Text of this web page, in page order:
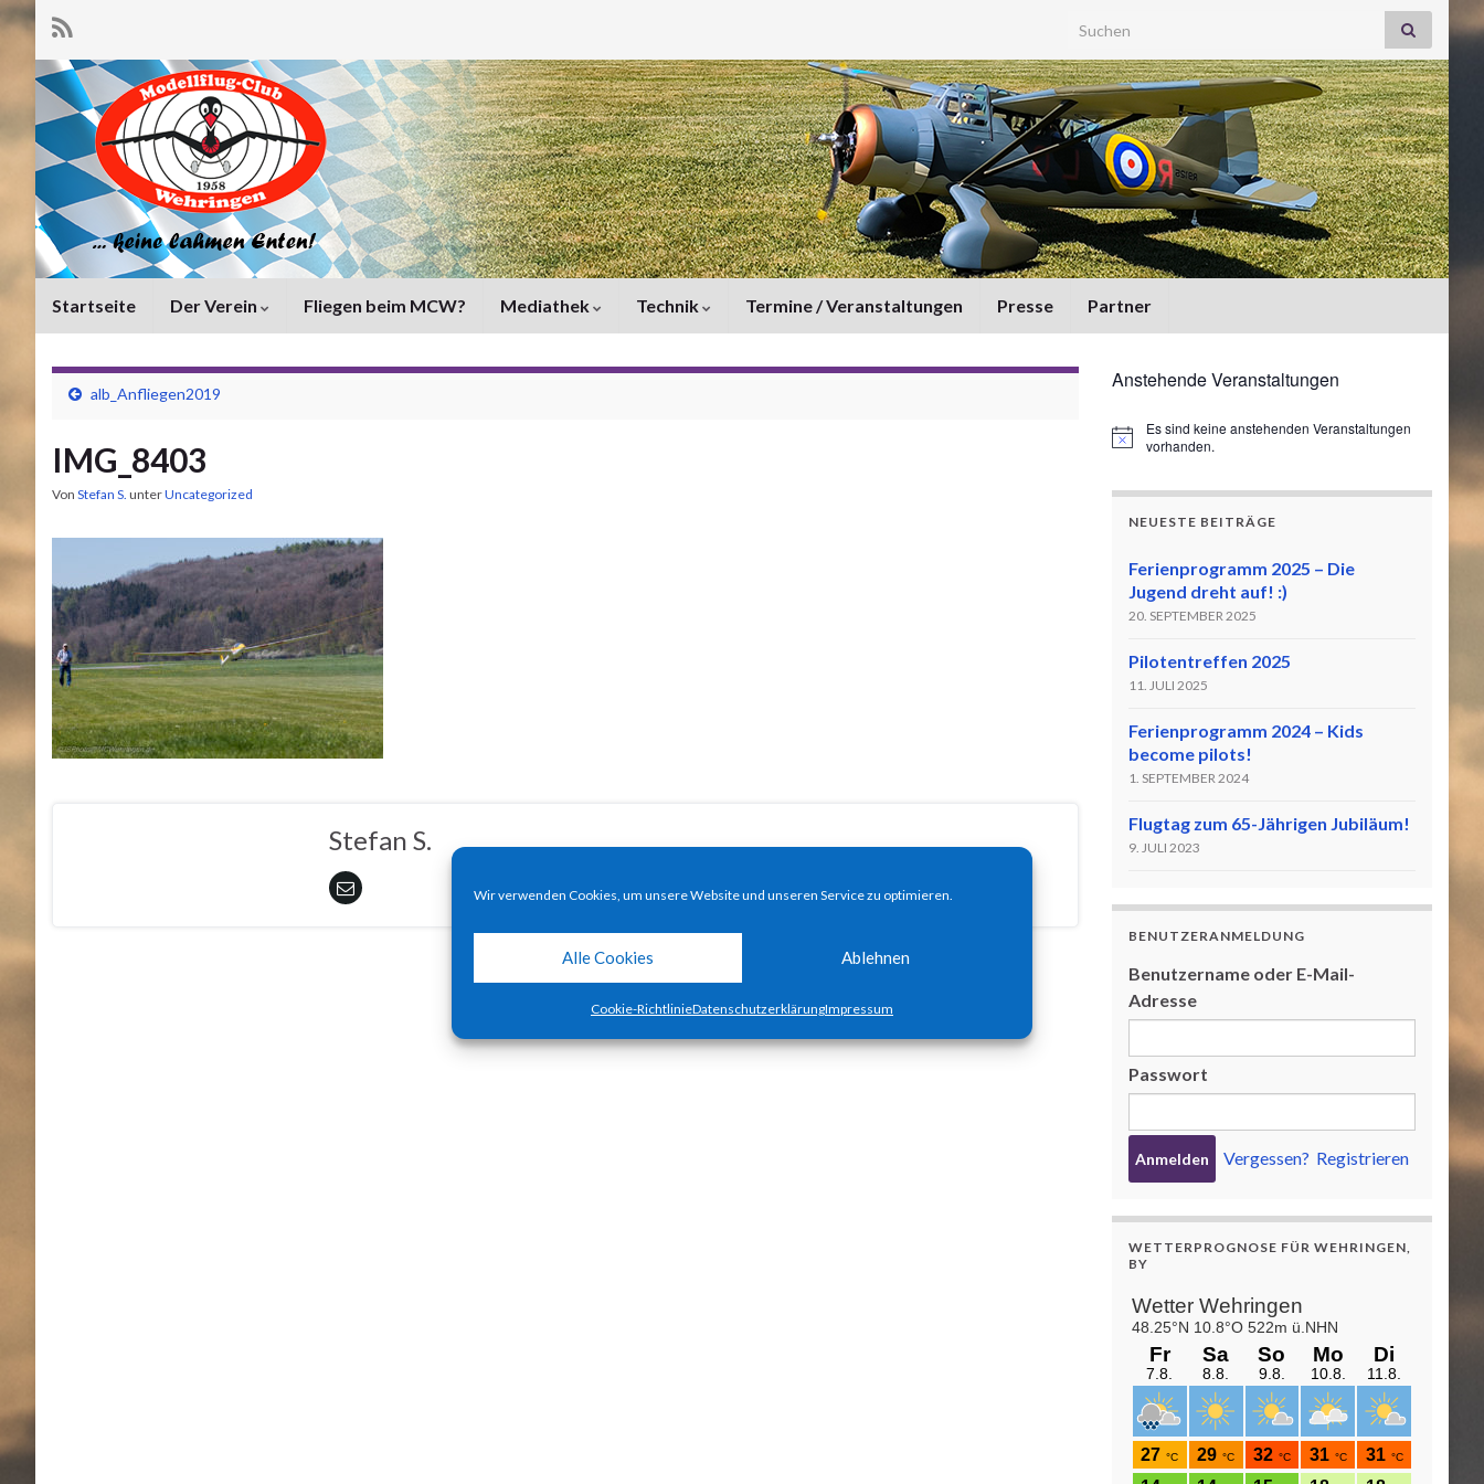
Wir verwenden Cookies, um unsere Website und unseren Service zu optimieren.
Alle Cookies Ablehnen
Cookie-RichtlinieDatenschutzerklärungImpressum
Search for:
Startseite Der Verein Fliegen beim MCW? Mediathek Technik Termine / Veranstaltungen Presse Partner
alb_Anfliegen2019
IMG_8403
Von Stefan S. unterUncategorized
Stefan S.
Anstehende Veranstaltungen
Hinweis
Es sind keine anstehenden Veranstaltungen
vorhanden.
NEUESTE BEITRÄGE
Ferienprogramm 2025 – Die
Jugend dreht auf! :)
20. SEPTEMBER 2025
Pilotentreffen 2025
11. JULI 2025
Ferienprogramm 2024 – Kids
become pilots!
1. SEPTEMBER 2024
Flugtag zum 65-Jährigen Jubiläum!
9. JULI 2023
BENUTZERANMELDUNG
Benutzername oder E-Mail-
Adresse
Passwort
Vergessen? Registrieren
WETTERPROGNOSE FÜR WEHRINGEN,
BY